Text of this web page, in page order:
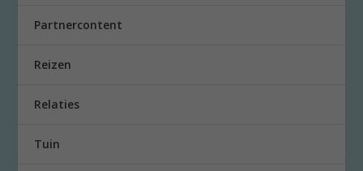
Partnercontent
Reizen
Relaties
Tuin